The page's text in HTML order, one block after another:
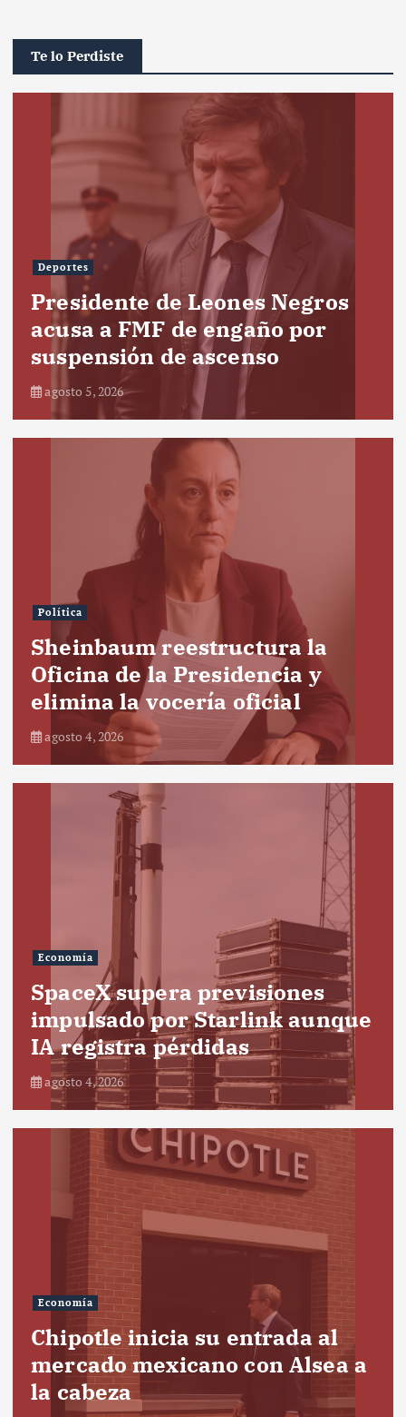
Te lo Perdiste
Deportes
Presidente de Leones Negros
acusa a FMF de engaño por
suspensión de ascenso
agosto 5, 2026
Política
Sheinbaum reestructura la
Oficina de la Presidencia y
elimina la vocería oficial
agosto 4, 2026
Economía
SpaceX supera previsiones
impulsado por Starlink aunque
IA registra pérdidas
agosto 4, 2026
Economía
Chipotle inicia su entrada al
mercado mexicano con Alsea a
la cabeza